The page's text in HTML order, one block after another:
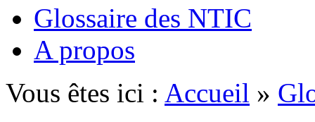
Glossaire des NTIC
A propos
Vous êtes ici : Accueil »